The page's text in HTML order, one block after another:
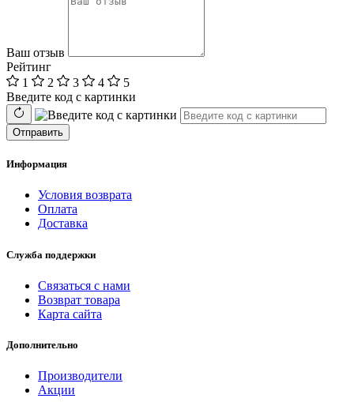
Ваш отзыв
Рейтинг
1
2 3 4
5
Введите код с картинки
Отправить
Информация
Условия возврата
Оплата
Доставка
Служба поддержки
Связаться с нами
Возврат товара
Карта сайта
Дополнительно
Производители
Акции